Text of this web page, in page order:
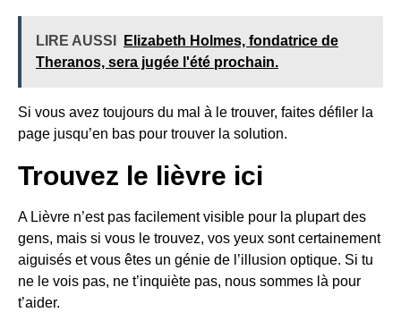
LIRE AUSSI
Elizabeth Holmes, fondatrice de
Theranos, sera jugée l'été prochain.
Si vous avez toujours du mal à le trouver, faites défiler la
page jusqu’en bas pour trouver la solution.
Trouvez le lièvre ici
A Lièvre n’est pas facilement visible pour la plupart des
gens, mais si vous le trouvez, vos yeux sont certainement
aiguisés et vous êtes un génie de l’illusion optique. Si tu
ne le vois pas, ne t’inquiète pas, nous sommes là pour
t’aider.